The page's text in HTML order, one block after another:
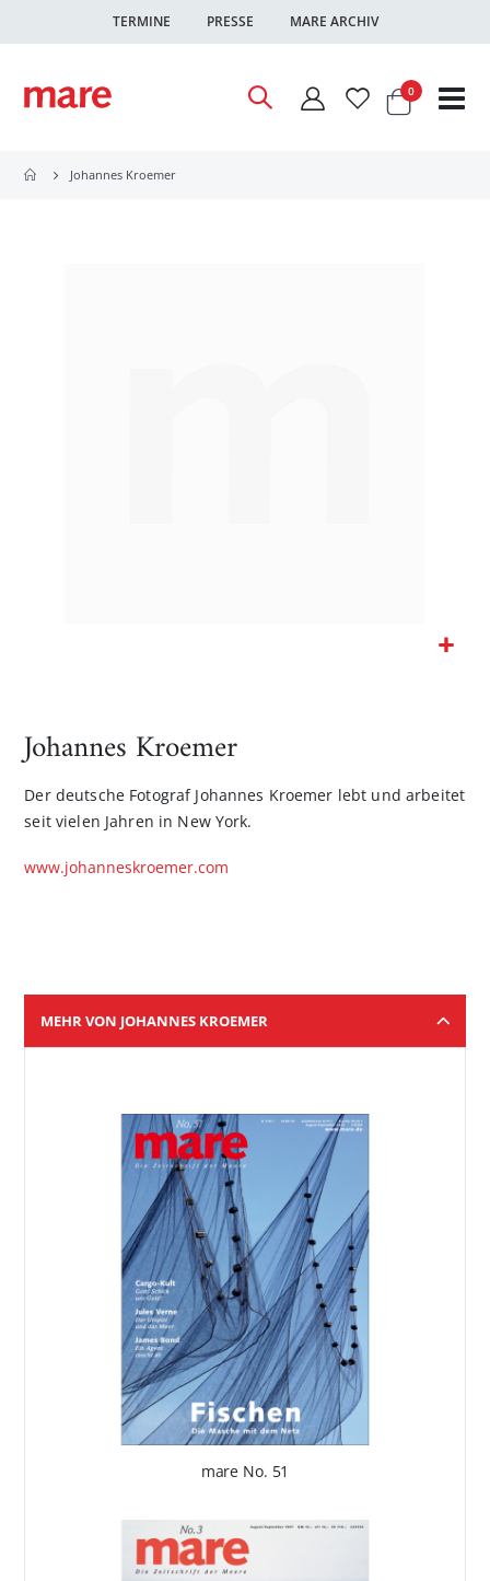
TERMINE PRESSE MARE ARCHIV
Warenkorb
0Artikel
Johannes Kroemer
Bildgalerie
Johannes Kroemer
Der deutsche Fotograf Johannes Kroemer lebt und arbeitet
seit vielen Jahren in New York.
www.johanneskroemer.com
MEHR VON JOHANNES KROEMER
mare No. 51